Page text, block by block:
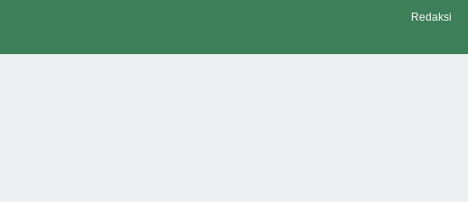
Redaksi